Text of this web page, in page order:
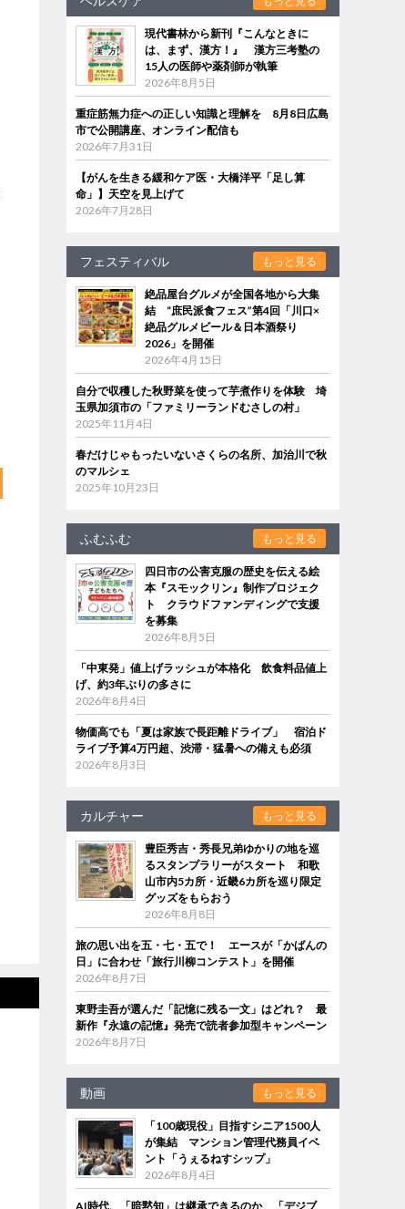
現代書林から新刊『こんなときに
は、まず、漢方！』 漢方三考塾の
15人の医師や薬剤師が執筆
2026年8月5日
重症筋無力症への正しい知識と理解を 8月8日広島
市で公開講座、オンライン配信も
2026年7月31日
【がんを生きる緩和ケア医・大橋洋平「足し算
命」】天空を見上げて
2026年7月28日
フェスティバル もっと見る
絶品屋台グルメが全国各地から大集
結 “庶民派食フェス”第4回「川口×
絶品グルメビール＆日本酒祭り
2026」を開催
2026年4月15日
自分で収穫した秋野菜を使って芋煮作りを体験 埼
玉県加須市の「ファミリーランドむさしの村」
2025年11月4日
春だけじゃもったいないさくらの名所、加治川で秋
のマルシェ
2025年10月23日
ふむふむ もっと見る
四日市の公害克服の歴史を伝える絵
本『スモックリン』制作プロジェク
ト クラウドファンディングで支援
を募集
2026年8月5日
「中東発」値上げラッシュが本格化 飲食料品値上
げ、約3年ぶりの多さに
2026年8月4日
物価高でも「夏は家族で長距離ドライブ」 宿泊ド
ライブ予算4万円超、渋滞・猛暑への備えも必須
2026年8月3日
カルチャー もっと見る
豊臣秀吉・秀長兄弟ゆかりの地を巡
るスタンプラリーがスタート 和歌
山市内5カ所・近畿6カ所を巡り限定
グッズをもらおう
2026年8月8日
旅の思い出を五・七・五で！ エースが「かばんの
日」に合わせ「旅行川柳コンテスト」を開催
2026年8月7日
東野圭吾が選んだ「記憶に残る一文」はどれ？ 最
新作『永遠の記憶』発売で読者参加型キャンペーン
2026年8月7日
動画 もっと見る
「100歳現役」目指すシニア1500人
が集結 マンション管理代務員イベ
ント「うぇるねすシップ」
2026年8月4日
AI時代、「暗黙知」は継承できるのか 「デジブ